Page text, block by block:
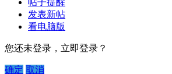
发表新帖
看电脑版
您还未登录，立即登录？
确定 取消